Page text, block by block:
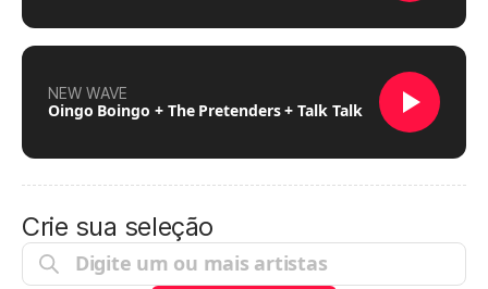
NEW WAVE
Oingo Boingo + The Pretenders + Talk Talk
Crie sua seleção